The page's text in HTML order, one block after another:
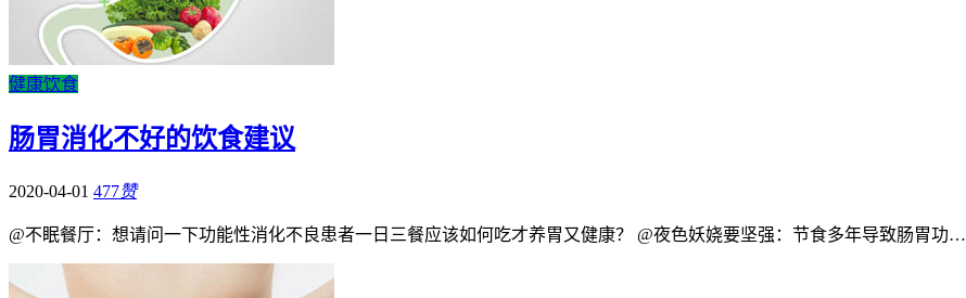
健康饮食
肠胃消化不好的饮食建议
2020-04-01 477赞
@不眠餐厅：想请问一下功能性消化不良患者一日三餐应该如何吃才养胃又健康？ @夜色妖娆要坚强：节食多年导致肠胃功…